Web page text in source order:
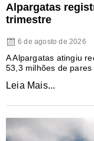
Alpargatas
trimestre
6 de agosto de 2026
A Alpargatas atingiu
53,3 milhões de
Leia Mais...